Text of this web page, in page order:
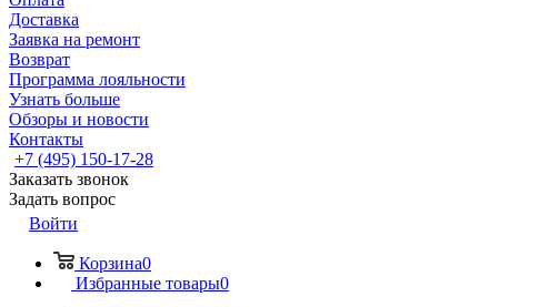
Доставка
Заявка на ремонт
Возврат
Программа лояльности
Узнать больше
Обзоры и новости
Контакты
+7 (495) 150-17-28
Заказать звонок
Задать вопрос
Войти
Корзина0
Избранные товары0